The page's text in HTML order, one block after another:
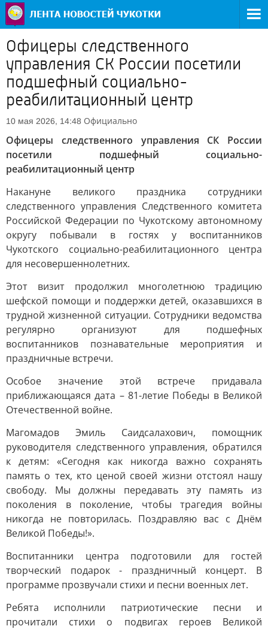
Офицеры следственного
управления СК России посетили
подшефный социально-
реабилитационный центр
10 мая 2026, 14:48 Официально
Офицеры следственного управления СК России
посетили подшефный социально-
реабилитационный центр
Накануне великого праздника сотрудники
следственного управления Следственного комитета
Российской Федерации по Чукотскому автономному
округу побывали в гостях у воспитанников
Чукотского социально-реабилитационного центра
для несовершеннолетних.
Этот визит продолжил многолетнюю традицию
шефской помощи и поддержки детей, оказавшихся в
трудной жизненной ситуации. Сотрудники ведомства
регулярно организуют для подшефных
воспитанников познавательные мероприятия и
праздничные встречи.
Особое значение этой встрече придавала
приближающаяся дата – 81-летие Победы в Великой
Отечественной войне.
Магомадов Эмиль Саидсалахович, помощник
руководителя следственного управления, обратился
к детям: «Сегодня как никогда важно сохранять
память о тех, кто ценой своей жизни отстоял нашу
свободу. Мы должны передавать эту память из
поколения в поколение, чтобы трагедия войны
никогда не повторилась. Поздравляю вас с Днём
Великой Победы!».
Воспитанники центра подготовили для гостей
творческий подарок - праздничный концерт. В
программе прозвучали стихи и песни военных лет.
Ребята исполнили патриотические песни и
прочитали стихи о подвигах героев Великой